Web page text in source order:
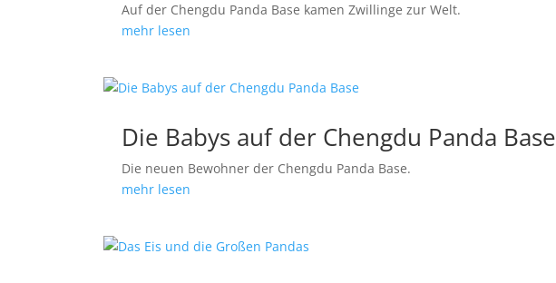
Auf der Chengdu Panda Base kamen Zwillinge zur Welt.
mehr lesen
Die Babys auf der Chengdu Panda Base
Die neuen Bewohner der Chengdu Panda Base.
mehr lesen